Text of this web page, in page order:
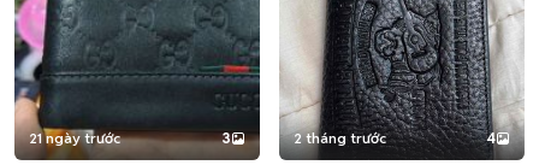
21 ngày trước 3 2 tháng trước 4